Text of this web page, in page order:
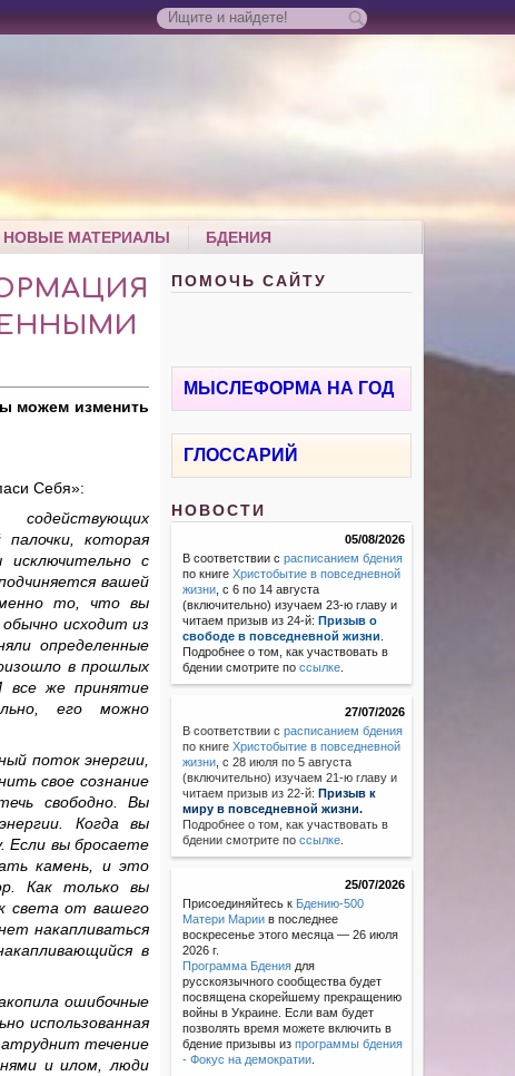
НОВЫЕ МАТЕРИАЛЫ БДЕНИЯ
можем изменить
Себя»:
которая
с
вашей
то, что вы
исходит из
определенные
в прошлых
все же принятие
его можно
поток энергии,
свое сознание
свободно. Вы
Когда вы
Если вы бросаете
камень, и это
Как только вы
света от вашего
накапливаться
в
ошибочные
использованная
течение
и илом, люди
ПОМОЧЬ САЙТУ
МЫСЛЕФОРМА НА ГОД
ГЛОССАРИЙ
НОВОСТИ
05/08/2026
В соответствии срасписанием бдения
по книгеХристобытие в повседневной
жизни , с 6 по 14 августа
(включительно) изучаем 23-ю главу и
читаем призыв из 24-й: Призыв о
свободе в повседневной жизни
Подробнее о том, как участвовать в
бдении смотрите поссылке
27/07/2026
В соответствии с расписанием бдения
по книгеХристобытие в повседневной
жизни с 28 июля по 5 августа
(включительно) изучаем 21-ю главу и
читаем призыв из 22-й: Призыв к
миру в повседневной жизни.
Подробнее о том, как участвовать в
бдении смотрите поссылке
25/07/2026
Присоединяйтесь к Бдению-500
Матери Марии в последнее
воскресенье этого месяца — 26 июля
2026 г.
Программа Бдения для
русскоязычного сообщества будет
посвящена скорейшему прекращению
войны в Украине. Если вам будет
позволять время можете включить в
бдение призывы изпрограммы бдения
- Фокус на демократии